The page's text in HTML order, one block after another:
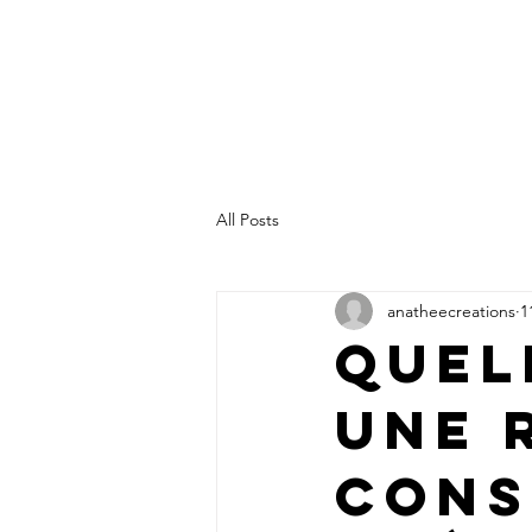
All Posts
une
anatheecreations